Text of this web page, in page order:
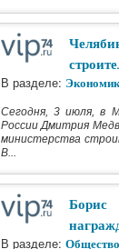
В разделе:
Сегодня, 3 июля, в
России Дмитрия
министерства
В...
Борис
В разделе: Общество